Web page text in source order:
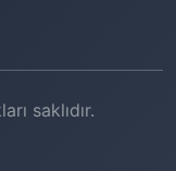
saklıdır.